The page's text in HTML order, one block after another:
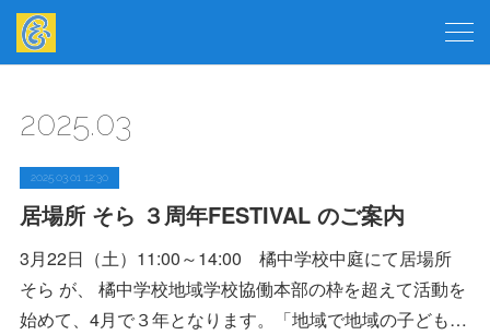
2025.03
2025.03.01 12:30
居場所 そら ３周年FESTIVAL のご案内
3月22日（土）11:00～14:00 橘中学校中庭にて居場所
そら が、 橘中学校地域学校協働本部の枠を超えて活動を
始めて、4月で３年となります。「地域で地域の子ども…